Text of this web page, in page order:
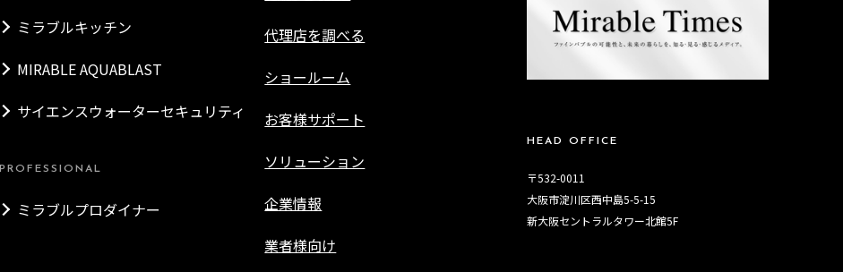
ミラブルキッチン
MIRABLE AQUABLAST
サイエンスウォーターセキュリティ
PROFESSIONAL
ミラブルプロダイナー
代理店を調べる
ショールーム
お客様サポート
ソリューション
企業情報
業者様向け
HEAD OFFICE
〒532-0011
大阪市淀川区西中島5-5-15
新大阪セントラルタワー北館5F